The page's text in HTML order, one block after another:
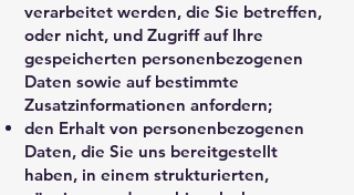
verarbeitet werden, die Sie betreffen,
oder nicht, und Zugriff auf Ihre
gespeicherten personenbezogenen
Daten sowie auf bestimmte
Zusatzinformationen anfordern;
den Erhalt von personenbezogenen
Daten, die Sie uns bereitgestellt
haben, in einem strukturierten,